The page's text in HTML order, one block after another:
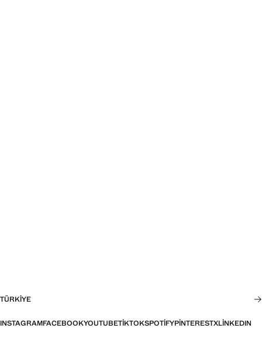
TÜRKIYE
INSTAGRAMFACEBOOKYOUTUBETIKTOKSPOTIFYPINTERESTXLINKEDIN